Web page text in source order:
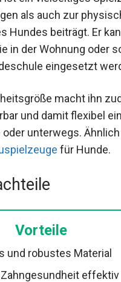
als auch zur
Hundes beiträgt. Er
in der Wohnung oder
eingesetzt
macht ihn
und damit flexibel
oder unterwegs.
für Hunde.
Vorteile
und robustes Material
effektiv